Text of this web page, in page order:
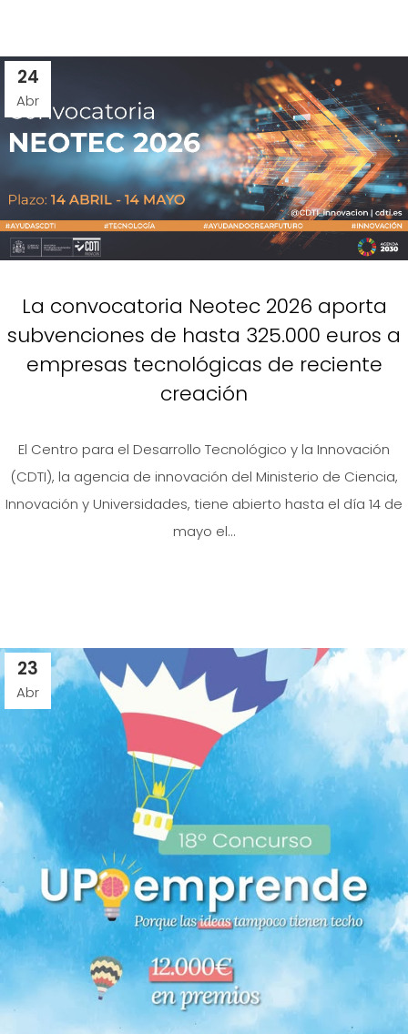
24
Abr
La convocatoria Neotec 2026 aporta
subvenciones de hasta 325.000 euros a
empresas tecnológicas de reciente
creación
El Centro para el Desarrollo Tecnológico y la Innovación
(CDTI), la agencia de innovación del Ministerio de Ciencia,
Innovación y Universidades, tiene abierto hasta el día 14 de
mayo el...
23
Abr